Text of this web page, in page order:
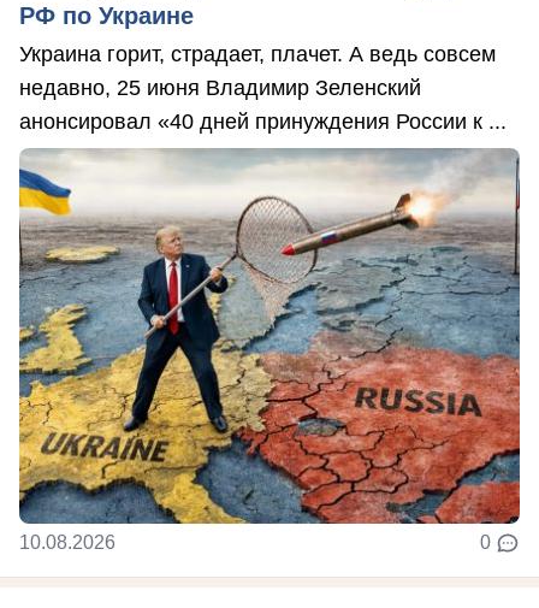
РФ по Украине
Украина горит, страдает, плачет. А ведь совсем
недавно, 25 июня Владимир Зеленский
анонсировал «40 дней принуждения России к ...
10.08.2026 0